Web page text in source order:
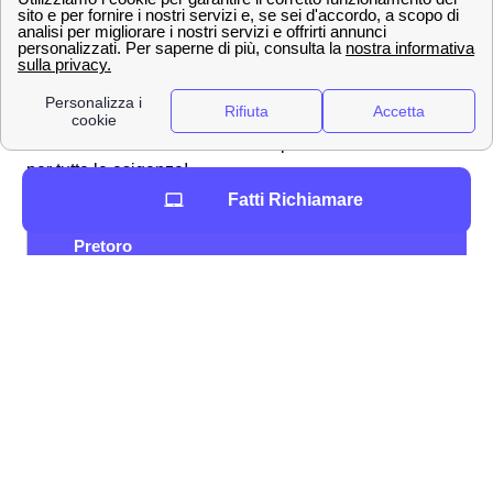
connessione
Offerte Wind Tre nella città di Pretoro
Gigante della telefonia e del mobile, Wind Tre propone
per i clienti di Pretoro tantissime offerte su misura per
per tutte le esigenze!
Pretoro
Fatti Richiamare